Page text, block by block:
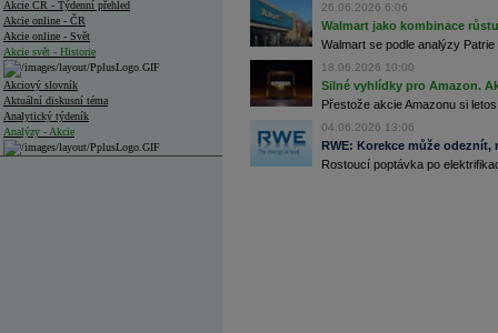
Akcie ČR - Týdenní přehled
Akcie online - ČR
Akcie online - Svět
Akcie svět - Historie
Akciový slovník
Aktuální diskusní téma
Analytický týdeník
Analýzy - Akcie
26.06.2026 6:06
Walmart jako kombinace
Walmart se podle analýzy
18.06.2026 10:00
Silné vyhlídky pro Amazon.
Přestože akcie Amazonu si
04.06.2026 13:06
RWE: Korekce může
Rostoucí poptávka po